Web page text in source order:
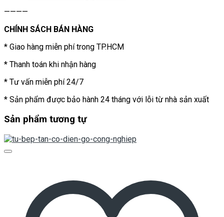
————
CHÍNH SÁCH BÁN HÀNG
* Giao hàng miễn phí trong TP.HCM
* Thanh toán khi nhận hàng
* Tư vấn miễn phí 24/7
* Sản phẩm được bảo hành 24 tháng với lỗi từ nhà sản xuất
Sản phẩm tương tự